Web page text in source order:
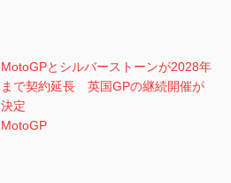
MotoGPとシルバーストーンが2028年
まで契約延長 英国GPの継続開催が
決定
MotoGP